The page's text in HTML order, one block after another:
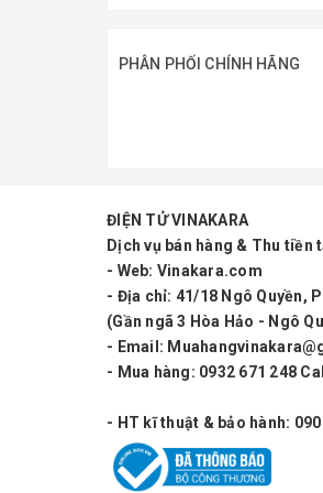
Hoạt động ổn định ở
DJ Pro Sound DJ4.15
sáng. Khả năng kiểm
Đây là lựa chọn phù
Khả năng
DJ4.15 có thể phối
PHÂN PHỐI CHÍNH HÃNG
ĐIỆN TỬ VINAKARA
Dịch vụ bán hàng & Thu tiền
- Web: Vinakara.com
- Địa chỉ: 41/18 Ngô Quyền,
(Gần ngã 3 Hòa Hảo - Ngô
- Email:
- Mua hàng: 0932 671 248
- HT kĩ thuật & bảo hành: